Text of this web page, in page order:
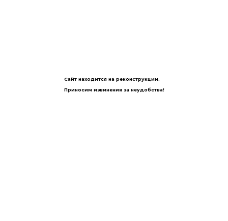
Сайт находится на реконструкции.
Приносим извинения за неудобства!